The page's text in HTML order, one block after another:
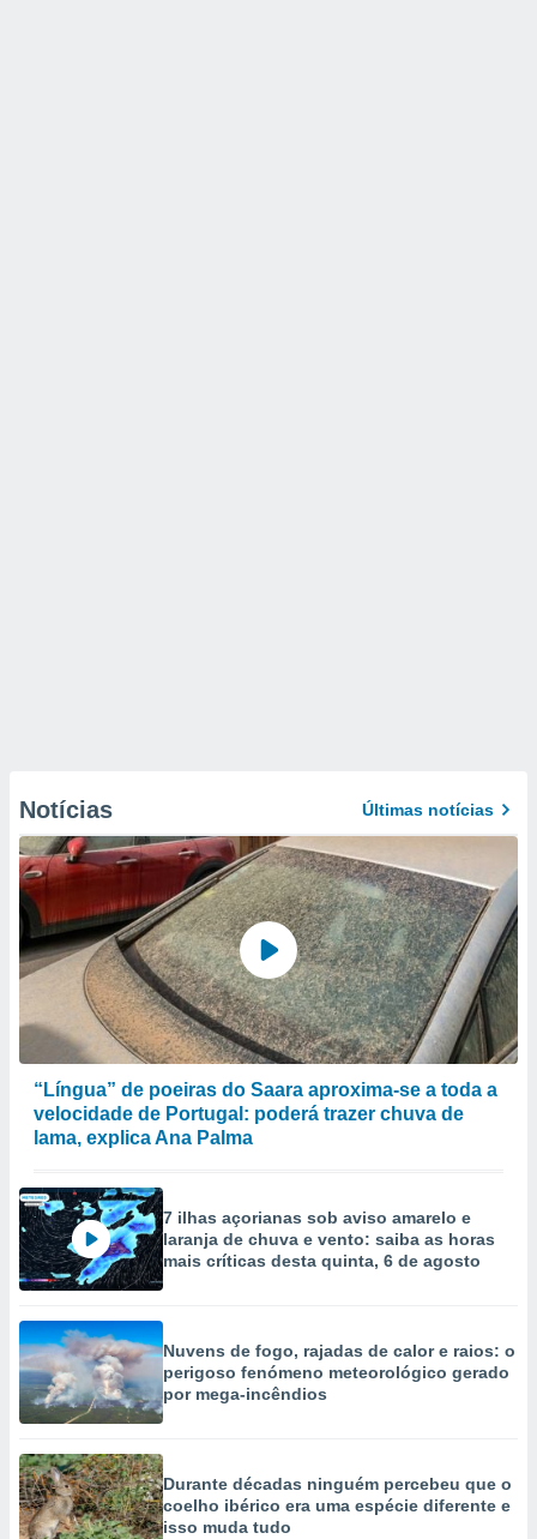
Notícias Últimas notícias
“Língua” de poeiras do Saara aproxima-se a toda a
velocidade de Portugal: poderá trazer chuva de
lama, explica Ana Palma
7 ilhas açorianas sob aviso amarelo e
laranja de chuva e vento: saiba as horas
mais críticas desta quinta, 6 de agosto
Nuvens de fogo, rajadas de calor e raios: o
perigoso fenómeno meteorológico gerado
por mega-incêndios
Durante décadas ninguém percebeu que o
coelho ibérico era uma espécie diferente e
isso muda tudo